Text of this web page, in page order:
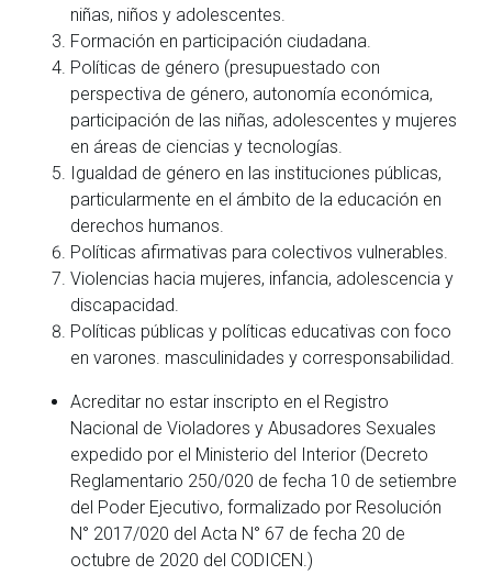
niñas, niños y adolescentes.
Formación en participación ciudadana.
Políticas de género (presupuestado con
perspectiva de género, autonomía económica,
participación de las niñas, adolescentes y mujeres
en áreas de ciencias y tecnologías.
Igualdad de género en las instituciones públicas,
particularmente en el ámbito de la educación en
derechos humanos.
Políticas afirmativas para colectivos vulnerables.
Violencias hacia mujeres, infancia, adolescencia y
discapacidad.
Políticas públicas y políticas educativas con foco
en varones. masculinidades y corresponsabilidad.
Acreditar no estar inscripto en el Registro
Nacional de Violadores y Abusadores Sexuales
expedido por el Ministerio del Interior (Decreto
Reglamentario 250/020 de fecha 10 de setiembre
del Poder Ejecutivo, formalizado por Resolución
N° 2017/020 del Acta N° 67 de fecha 20 de
octubre de 2020 del CODICEN.)